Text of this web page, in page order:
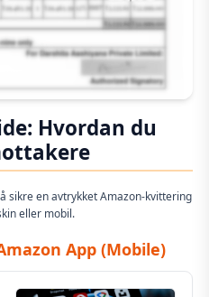
Hvordan du
sikre en avtrykket Amazon-kvittering
eller mobil.
App (Mobile)